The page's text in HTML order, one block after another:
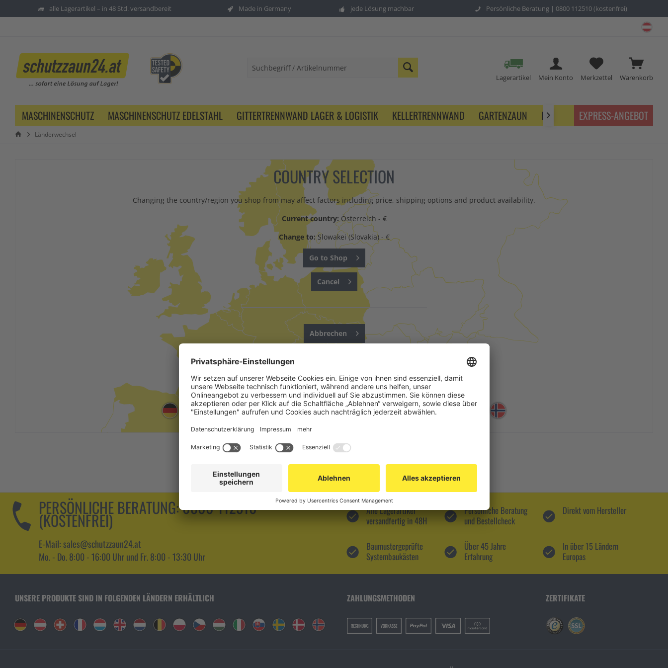
alle Lagerartikel – in 48 Std. versandbereit Made in Germany jede Lösung machbar Persönliche Beratung | 0800 112510 (kostenfrei)
Warenkorb
Merkzettel
Mein Konto
Lagerartikel
MASCHINENSCHUTZ MASCHINENSCHUTZ EDELSTAHL GITTERTRENNWAND LAGER & LOGISTIK KELLERTRENNWAND GARTENZAUN BETRIEB
 EXPRESS-ANGEBOT
Länderwechsel
COUNTRY SELECTION
Changing the country/region you shop from may affect factors including price, shipping options and product availability.
Current country:Österreich - €
Change to:Slowakei (Slovakia) - €
Go to Shop
Cancel
Abbrechen
UNSERE PRODUKTE SIND IN FOLGENDEN LÄNDERN ERHÄLTLICH.
PERSÖNLICHE BERATUNG:0800 112510
(KOSTENFREI)
E-Mail: sales@schutzzaun24.at
Mo. - Do. 8:00 - 16:00 Uhr und Fr. 8:00 - 13:30 Uhr
Alle Lagerartikel
versandfertig in 48H
Persönliche Beratung
und Bestellcheck
Direkt vom Hersteller
Baumustergeprüfte
Systembaukästen
Über 45 Jahre
Erfahrung
In über 15 Ländern
Europas
UNSERE PRODUKTE SIND IN FOLGENDEN LÄNDERN ERHÄLTLICH ZAHLUNGSMETHODEN ZERTIFIKATE